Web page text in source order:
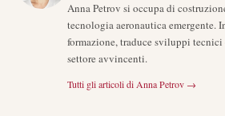
Anna Petrov si occupa di
tecnologia aeronautica emergente.
formazione, traduce sviluppi
settore avvincenti.
Tutti gli articoli di Anna Petrov →